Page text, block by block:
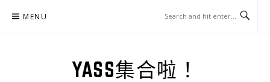
MENU
YASS集合啦！